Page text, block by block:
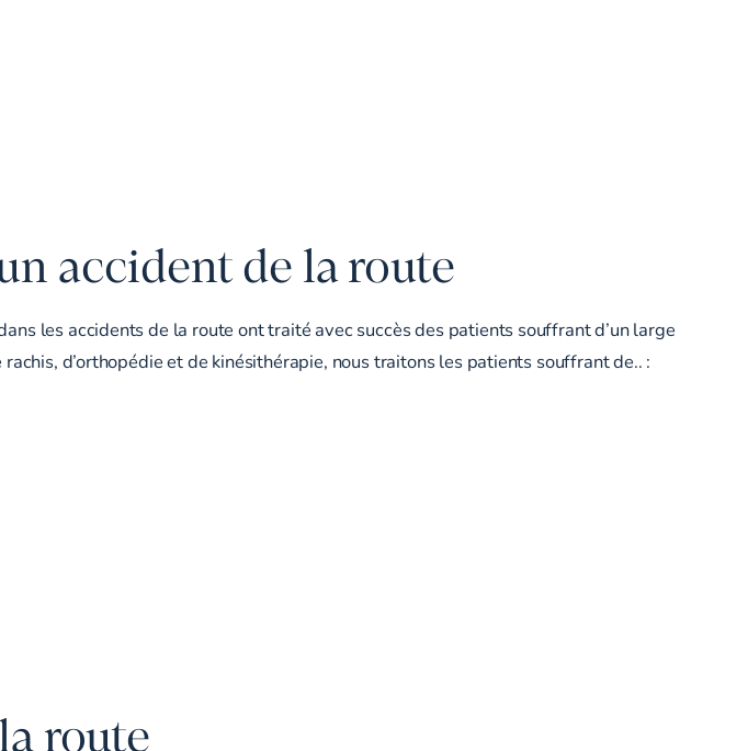
accident de la route
les accidents de la route ont traité avec succès des patients souffrant d’un large
d’orthopédie et de kinésithérapie, nous traitons les patients souffrant de.. :
route